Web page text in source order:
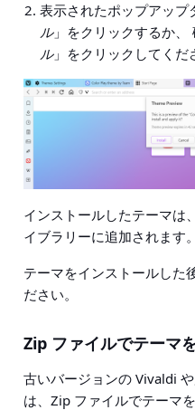
表示されたポップアップ
ル」をクリックするか、
ル」をクリックしてくだ
インストールしたテーマは
イブラリーに追加されます。
テーマをインストールした
ださい。
Zip ファイルでテーマ
古いバージョンの Vivaldi
は、Zip ファイルでテーマ